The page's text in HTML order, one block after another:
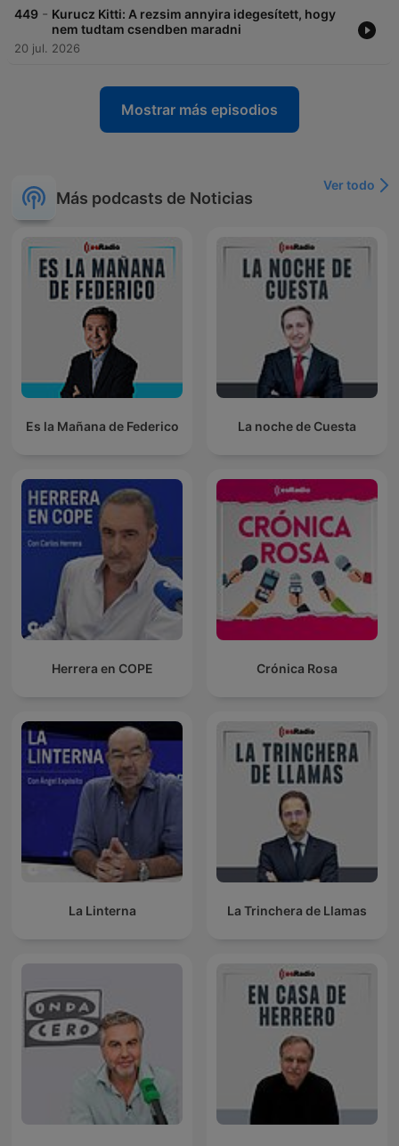
449 - Kurucz Kitti: A rezsim annyira idegesített, hogy
nem tudtam csendben maradni
20 jul. 2026
Mostrar más episodios
Más podcasts de Noticias
Ver todo
Es la Mañana de Federico La noche de Cuesta
Herrera en COPE Crónica Rosa
La Linterna La Trinchera de Llamas